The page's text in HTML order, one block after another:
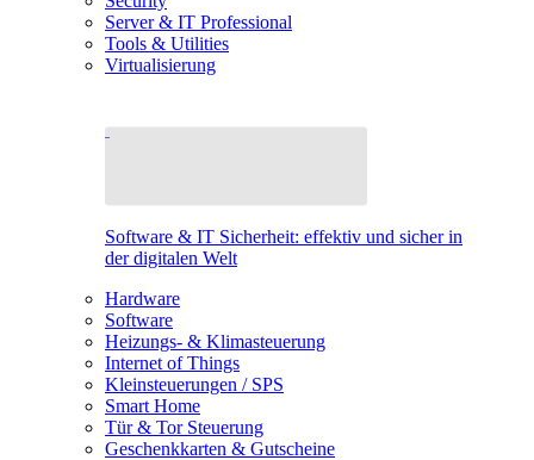
Server & IT Professional
Tools & Utilities
Virtualisierung
Software & IT Sicherheit: effektiv und sicher in
der digitalen Welt
Hardware
Software
Heizungs- & Klimasteuerung
Internet of Things
Kleinsteuerungen / SPS
Smart Home
Tür & Tor Steuerung
Geschenkkarten & Gutscheine